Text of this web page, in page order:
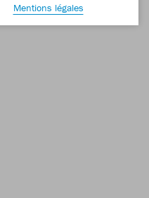
Mentions légales